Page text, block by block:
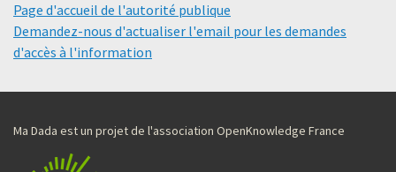
Page d'accueil de l'autorité publique
Demandez-nous d'actualiser l'email pour les demandes
d'accès à l'information
Ma Dada est un projet de l'association OpenKnowledge France